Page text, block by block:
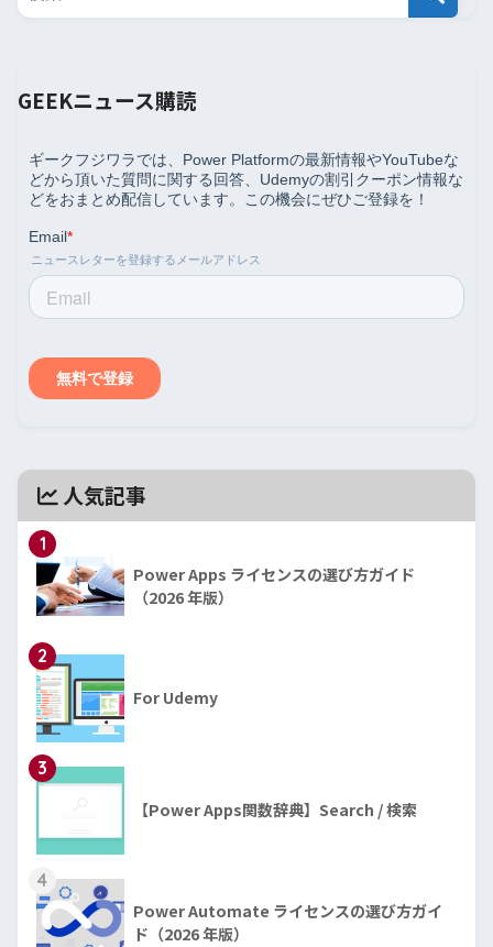
GEEKニュース購読
人気記事
1
Power Apps ライセンスの選び方ガイド
（2026 年版）
2
For Udemy
3
【Power Apps関数辞典】Search / 検索
4
Power Automate ライセンスの選び方ガイ
ド（2026 年版）